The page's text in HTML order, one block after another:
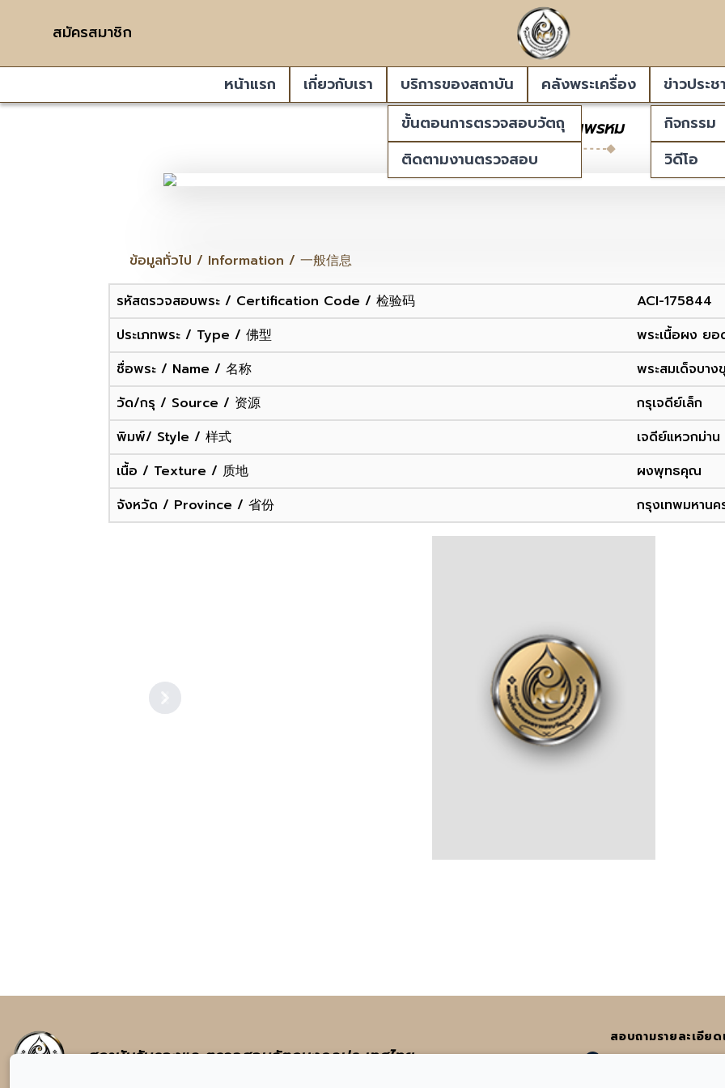
สมัครสมาชิก
หน้าแรก เกี่ยวกับเรา
บริการของสถาบัน
ขั้นตอนการตรวจสอบวัตถุ
ติดตามงานตรวจสอบ
คลังพระเครื่อง
ข่าวประ
กิจกรรม
วิดีโอ
พระสมเด็จบางขุนพรหม
ข้อมูลทั่วไป / Information / 一般信息
รหัสตรวจสอบพระ / Certification Code / 检验码
ACI-175844
ประเภทพระ / Type / 佛型
พระเนื้อผง ย
ชื่อพระ / Name / 名称
พระสมเด็จบา
วัด/กรุ / Source / 资源
กรุเจดีย์เล็ก
พิมพ์/ Style / 样式
เจดีย์แหวกม่าน
เนื้อ / Texture / 质地
ผงพุทธคุณ
จังหวัด / Province / 省份
กรุงเทพมหานค
Previous
Next
สถาบันรับรองและตรวจสอบวัตถุมงคลประเทศไทย
สอบถามรายละเอีย